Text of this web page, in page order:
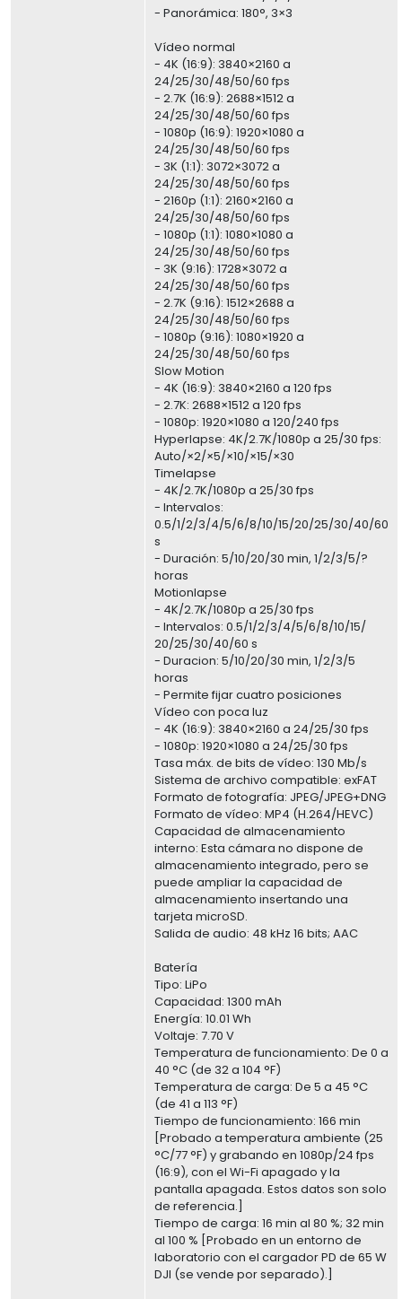
- Panorámica: 180°, 3×3
Vídeo normal
- 4K (16:9): 3840×2160 a
24/25/30/48/50/60 fps
- 2.7K (16:9): 2688×1512 a
24/25/30/48/50/60 fps
- 1080p (16:9): 1920×1080 a
24/25/30/48/50/60 fps
- 3K (1:1): 3072×3072 a
24/25/30/48/50/60 fps
- 2160p (1:1): 2160×2160 a
24/25/30/48/50/60 fps
- 1080p (1:1): 1080×1080 a
24/25/30/48/50/60 fps
- 3K (9:16): 1728×3072 a
24/25/30/48/50/60 fps
- 2.7K (9:16): 1512×2688 a
24/25/30/48/50/60 fps
- 1080p (9:16): 1080×1920 a
24/25/30/48/50/60 fps
Slow Motion
- 4K (16:9): 3840×2160 a 120 fps
- 2.7K: 2688×1512 a 120 fps
- 1080p: 1920×1080 a 120/240 fps
Hyperlapse: 4K/2.7K/1080p a 25/30 fps:
Auto/×2/×5/×10/×15/×30
Timelapse
- 4K/2.7K/1080p a 25/30 fps
- Intervalos:
0.5/1/2/3/4/5/6/8/10/15/20/25/30/40/60
s
- Duración: 5/10/20/30 min, 1/2/3/5/?
horas
Motionlapse
- 4K/2.7K/1080p a 25/30 fps
- Intervalos: 0.5/1/2/3/4/5/6/8/10/15/
20/25/30/40/60 s
- Duracion: 5/10/20/30 min, 1/2/3/5
horas
- Permite fijar cuatro posiciones
Vídeo con poca luz
- 4K (16:9): 3840×2160 a 24/25/30 fps
- 1080p: 1920×1080 a 24/25/30 fps
Tasa máx. de bits de vídeo: 130 Mb/s
Sistema de archivo compatible: exFAT
Formato de fotografía: JPEG/JPEG+DNG
Formato de vídeo: MP4 (H.264/HEVC)
Capacidad de almacenamiento
interno: Esta cámara no dispone de
almacenamiento integrado, pero se
puede ampliar la capacidad de
almacenamiento insertando una
tarjeta microSD.
Salida de audio: 48 kHz 16 bits; AAC
Batería
Tipo: LiPo
Capacidad: 1300 mAh
Energía: 10.01 Wh
Voltaje: 7.70 V
Temperatura de funcionamiento: De 0 a
40 °C (de 32 a 104 °F)
Temperatura de carga: De 5 a 45 °C
(de 41 a 113 °F)
Tiempo de funcionamiento: 166 min
[Probado a temperatura ambiente (25
°C/77 °F) y grabando en 1080p/24 fps
(16:9), con el Wi-Fi apagado y la
pantalla apagada. Estos datos son solo
de referencia.]
Tiempo de carga: 16 min al 80 %; 32 min
al 100 % [Probado en un entorno de
laboratorio con el cargador PD de 65 W
DJI (se vende por separado).]